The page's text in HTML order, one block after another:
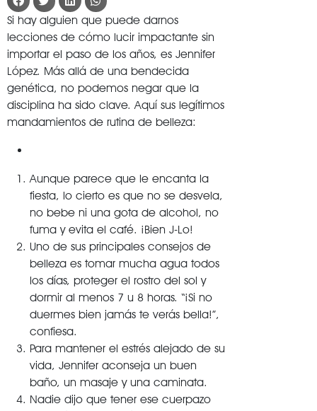
Si hay alguien que puede darnos
lecciones de cómo lucir impactante sin
importar el paso de los años, es Jennifer
López. Más allá de una bendecida
genética, no podemos negar que la
disciplina ha sido clave. Aquí sus legítimos
mandamientos de rutina de belleza:
Aunque parece que le encanta la
fiesta, lo cierto es que no se desvela,
no bebe ni una gota de alcohol, no
fuma y evita el café. ¡Bien J-Lo!
Uno de sus principales consejos de
belleza es tomar mucha agua todos
los días, proteger el rostro del sol y
dormir al menos 7 u 8 horas. “¡Si no
duermes bien jamás te verás bella!”,
confiesa.
Para mantener el estrés alejado de su
vida, Jennifer aconseja un buen
baño, un masaje y una caminata.
Nadie dijo que tener ese cuerpazo